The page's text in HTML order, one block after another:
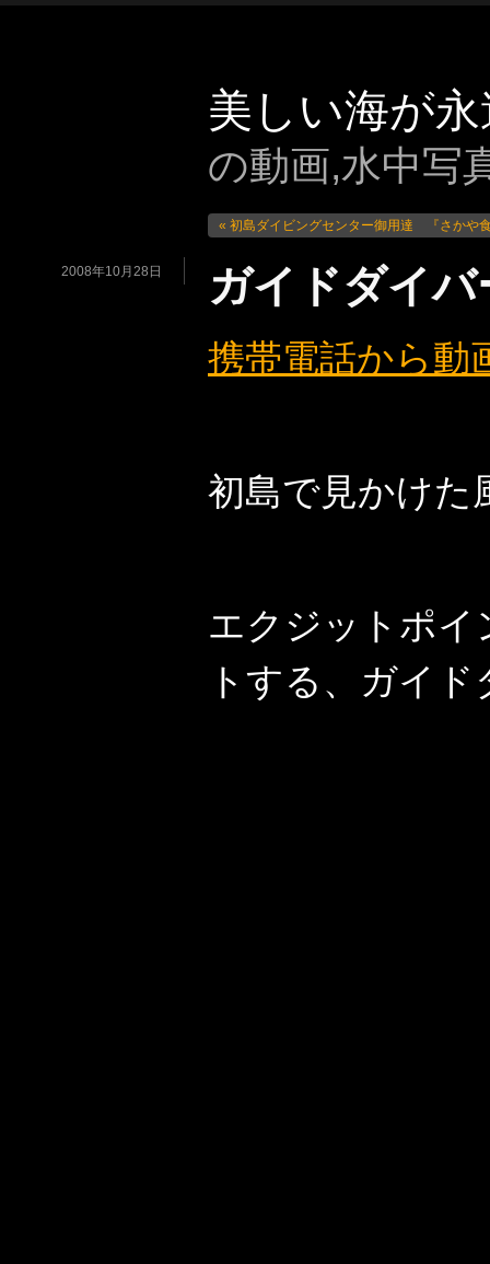
美しい海が
の動画,水中写
« 初島ダイビングセンター御用達 『さかや
2008年10月28日 ガイドダイ
携帯電話から動
初島で見かけた
エクジットポ
トする、ガイ